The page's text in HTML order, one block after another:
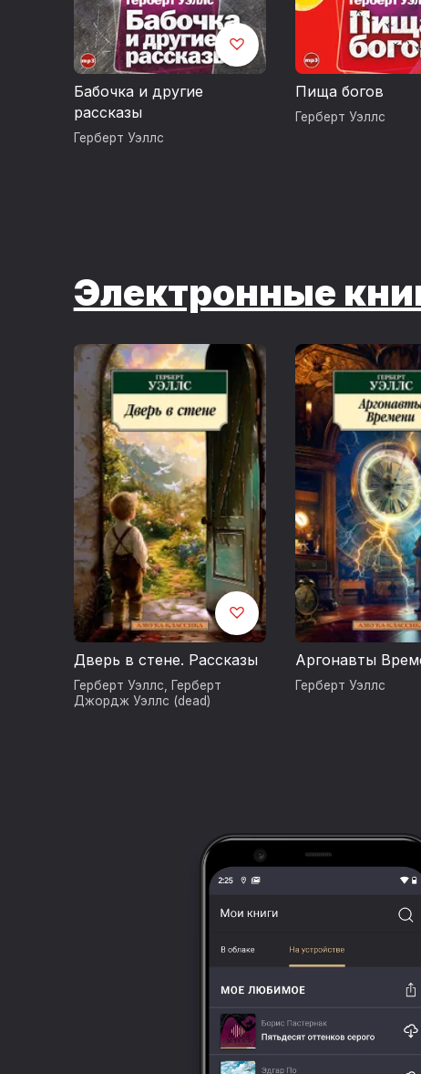
Бабочка и другие
рассказы
Герберт Уэллс
Пища богов
Герберт Уэллс
Электронные
Дверь в стене. Рассказы
Герберт Уэллс Герберт
Джордж Уэллс (dead)
Аргонавты
Герберт Уэллс